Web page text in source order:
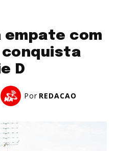
empate com
conquista
D
Por REDACAO